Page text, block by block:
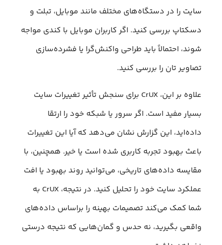
سایت را در دستگاه‌های مختلف مانند موبایل، تبلت و
دسکتاپ بررسی کنید. اگر کاربران موبایل با کندی مواجه
شوند، احتمالاً باید طراحی واکنش‌گرا یا فشرده‌سازی
تصاویر تان را بررسی کنید.
علاوه بر این، CrUX برای سنجش تأثیر تغییرات سایت
بسیار مفید است. اگر سرور یا شبکه خود را ارتقا
داده‌اید، این گزارش نشان می‌دهد که آیا این تغییرات
باعث بهبود تجربه کاربری شده‌ است یا خیر. همچنین، با
مقایسه داده‌های تاریخی، می‌توانید روند بهبود یا افت
عملکرد سایت خود را تحلیل کنید. در نتیجه، CrUX به
شما کمک می‌کند تصمیمات بهینه‌ را براساس داده‌های
واقعی بگیرید، نه حدس و گمان‌هایی که نتیجه درستی